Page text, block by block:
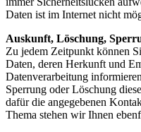
Daten ist im Internet nicht
Auskunft, Löschung,
Zu jedem Zeitpunkt können
Daten, deren Herkunft und
Datenverarbeitung
Sperrung oder Löschung
dafür die angegebenen
Thema stehen wir Ihnen